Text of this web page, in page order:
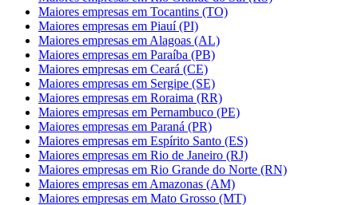
Maiores empresas em Tocantins (TO)
Maiores empresas em Piauí (PI)
Maiores empresas em Alagoas (AL)
Maiores empresas em Paraíba (PB)
Maiores empresas em Ceará (CE)
Maiores empresas em Sergipe (SE)
Maiores empresas em Roraima (RR)
Maiores empresas em Pernambuco (PE)
Maiores empresas em Paraná (PR)
Maiores empresas em Espírito Santo (ES)
Maiores empresas em Rio de Janeiro (RJ)
Maiores empresas em Rio Grande do Norte (RN)
Maiores empresas em Amazonas (AM)
Maiores empresas em Mato Grosso (MT)